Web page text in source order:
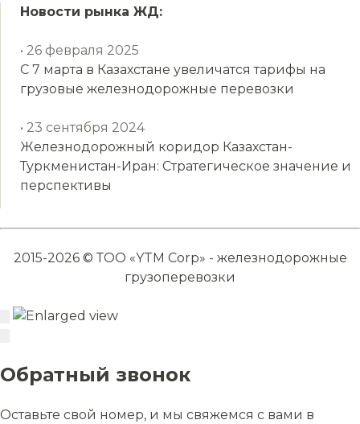
Новости рынка ЖД:
• 26 февраля 2025
С 7 марта в Казахстане увеличатся тарифы на
грузовые железнодорожные перевозки
• 23 сентября 2024
Железнодорожный коридор Казахстан-
Туркменистан-Иран: Стратегическое значение и
перспективы
2015-2026 © ТОО «YTM Corp» - железнодорожные
грузоперевозки
Обратный звонок
Оставьте свой номер, и мы свяжемся с вами в